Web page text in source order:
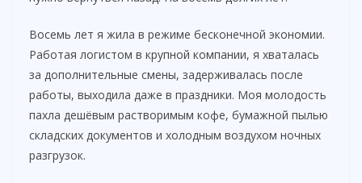
d
e
Восемь лет я жила в режиме бесконечной экономии.
Работая логистом в крупной компании, я хваталась
за дополнительные смены, задерживалась после
работы, выходила даже в праздники. Моя молодость
пахла дешёвым растворимым кофе, бумажной пылью
складских документов и холодным воздухом ночных
разгрузок.